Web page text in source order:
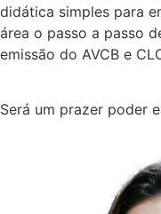
didática simples para
área o passo a passo
emissão do AVCB e
Será um prazer poder